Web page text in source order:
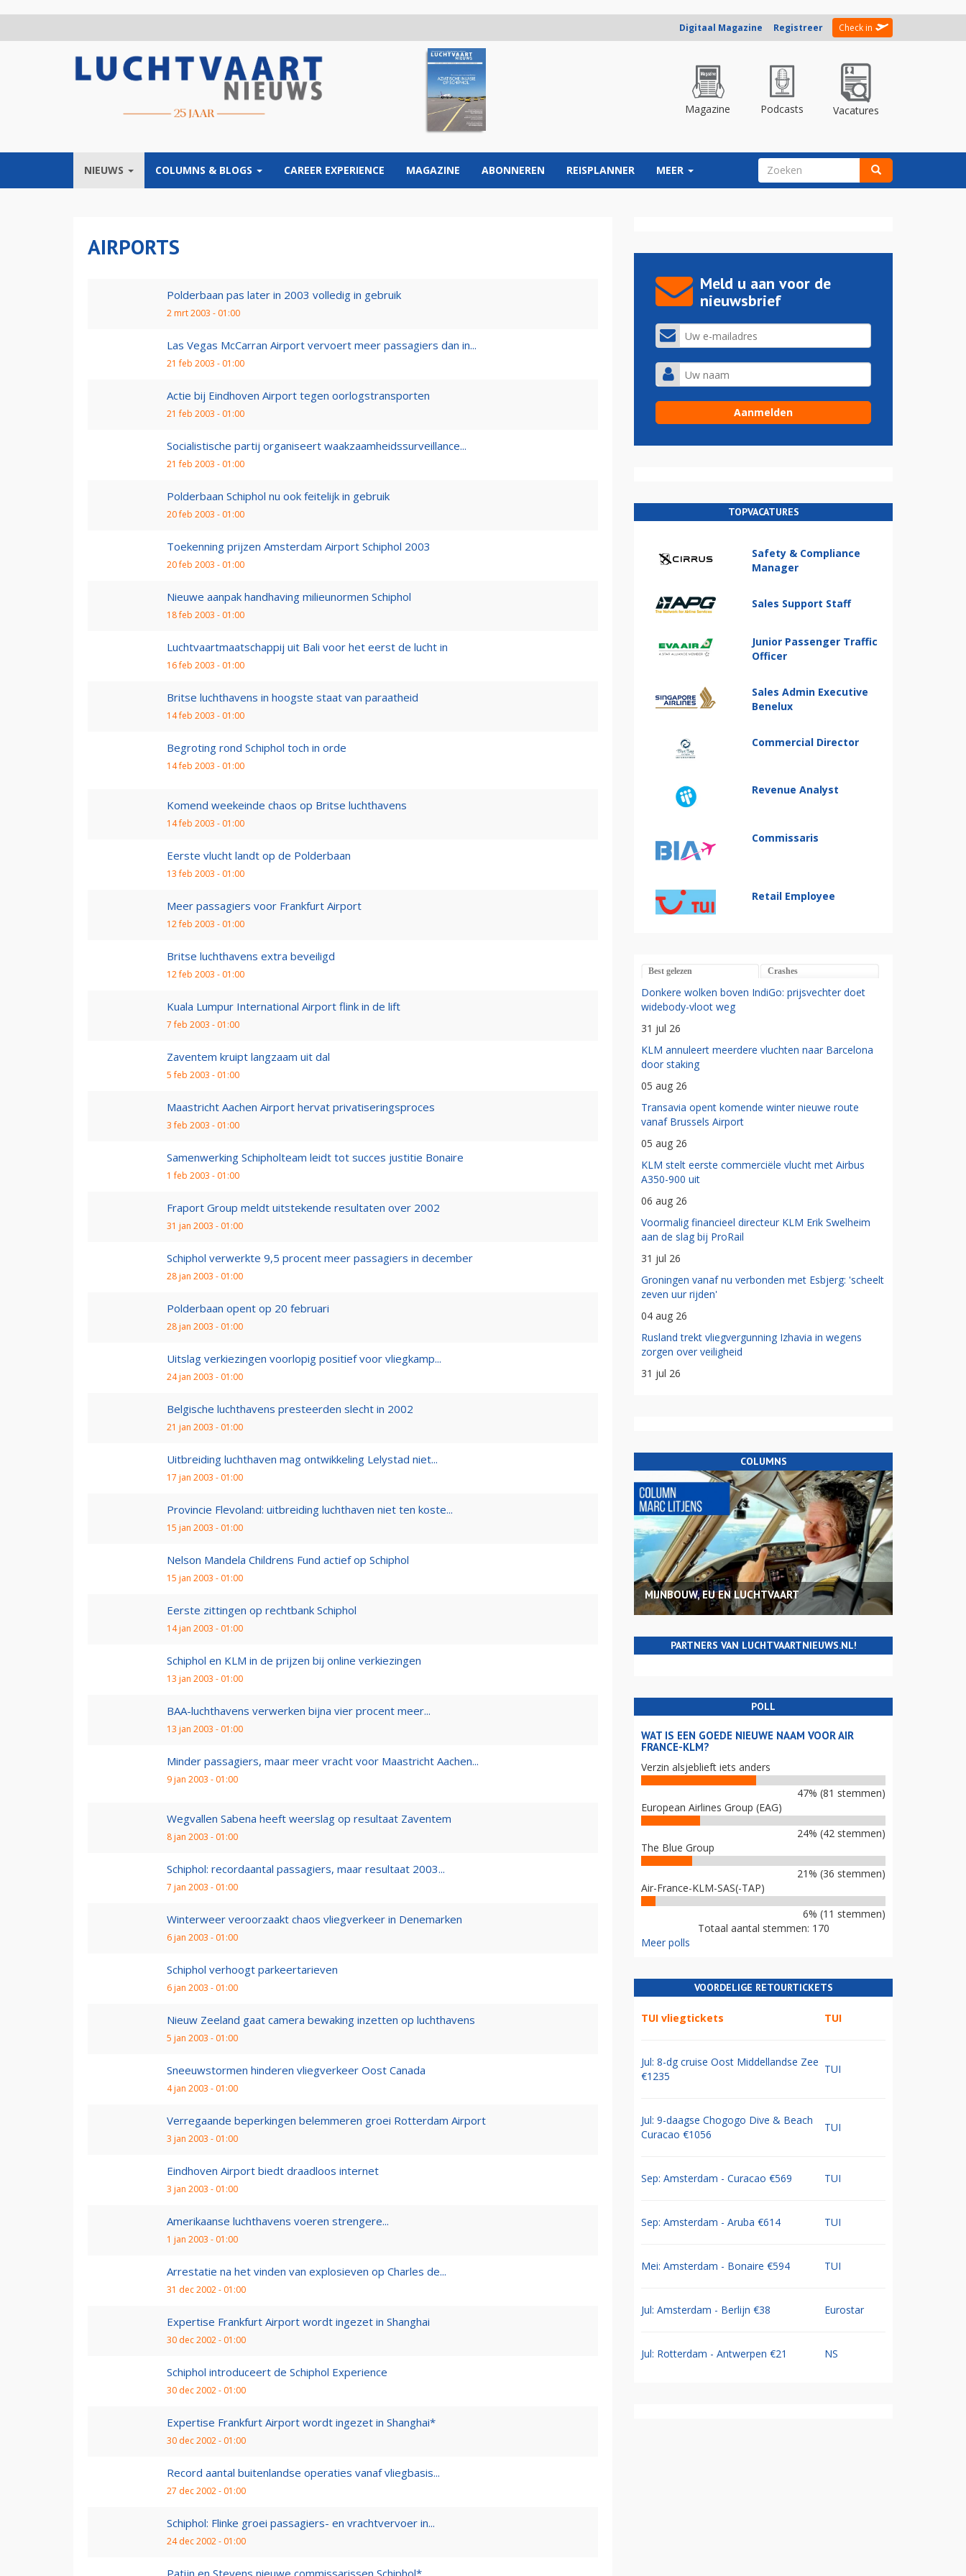
Digitaal Magazine Registreer Check in
Magazine Podcasts Vacatures
NIEUWS COLUMNS & BLOGS CAREER EXPERIENCE MAGAZINE ABONNEREN REISPLANNER MEER ZOEKVELD
AIRPORTS
Polderbaan pas later in 2003 volledig in gebruik
2 mrt 2003 - 01:00
Las Vegas McCarran Airport vervoert meer passagiers dan in...
21 feb 2003 - 01:00
Actie bij Eindhoven Airport tegen oorlogstransporten
21 feb 2003 - 01:00
Socialistische partij organiseert waakzaamheidssurveillance...
21 feb 2003 - 01:00
Polderbaan Schiphol nu ook feitelijk in gebruik
20 feb 2003 - 01:00
Toekenning prijzen Amsterdam Airport Schiphol 2003
20 feb 2003 - 01:00
Nieuwe aanpak handhaving milieunormen Schiphol
18 feb 2003 - 01:00
Luchtvaartmaatschappij uit Bali voor het eerst de lucht in
16 feb 2003 - 01:00
Britse luchthavens in hoogste staat van paraatheid
14 feb 2003 - 01:00
Begroting rond Schiphol toch in orde
14 feb 2003 - 01:00
Komend weekeinde chaos op Britse luchthavens
14 feb 2003 - 01:00
Eerste vlucht landt op de Polderbaan
13 feb 2003 - 01:00
Meer passagiers voor Frankfurt Airport
12 feb 2003 - 01:00
Britse luchthavens extra beveiligd
12 feb 2003 - 01:00
Kuala Lumpur International Airport flink in de lift
7 feb 2003 - 01:00
Zaventem kruipt langzaam uit dal
5 feb 2003 - 01:00
Maastricht Aachen Airport hervat privatiseringsproces
3 feb 2003 - 01:00
Samenwerking Schipholteam leidt tot succes justitie Bonaire
1 feb 2003 - 01:00
Fraport Group meldt uitstekende resultaten over 2002
31 jan 2003 - 01:00
Schiphol verwerkte 9,5 procent meer passagiers in december
28 jan 2003 - 01:00
Polderbaan opent op 20 februari
28 jan 2003 - 01:00
Uitslag verkiezingen voorlopig positief voor vliegkamp...
24 jan 2003 - 01:00
Belgische luchthavens presteerden slecht in 2002
21 jan 2003 - 01:00
Uitbreiding luchthaven mag ontwikkeling Lelystad niet...
17 jan 2003 - 01:00
Provincie Flevoland: uitbreiding luchthaven niet ten koste...
15 jan 2003 - 01:00
Nelson Mandela Childrens Fund actief op Schiphol
15 jan 2003 - 01:00
Eerste zittingen op rechtbank Schiphol
14 jan 2003 - 01:00
Schiphol en KLM in de prijzen bij online verkiezingen
13 jan 2003 - 01:00
BAA-luchthavens verwerken bijna vier procent meer...
13 jan 2003 - 01:00
Minder passagiers, maar meer vracht voor Maastricht Aachen...
9 jan 2003 - 01:00
Wegvallen Sabena heeft weerslag op resultaat Zaventem
8 jan 2003 - 01:00
Schiphol: recordaantal passagiers, maar resultaat 2003...
7 jan 2003 - 01:00
Winterweer veroorzaakt chaos vliegverkeer in Denemarken
6 jan 2003 - 01:00
Schiphol verhoogt parkeertarieven
6 jan 2003 - 01:00
Nieuw Zeeland gaat camera bewaking inzetten op luchthavens
5 jan 2003 - 01:00
Sneeuwstormen hinderen vliegverkeer Oost Canada
4 jan 2003 - 01:00
Verregaande beperkingen belemmeren groei Rotterdam Airport
3 jan 2003 - 01:00
Eindhoven Airport biedt draadloos internet
3 jan 2003 - 01:00
Amerikaanse luchthavens voeren strengere...
1 jan 2003 - 01:00
Arrestatie na het vinden van explosieven op Charles de...
31 dec 2002 - 01:00
Expertise Frankfurt Airport wordt ingezet in Shanghai
30 dec 2002 - 01:00
Schiphol introduceert de Schiphol Experience
30 dec 2002 - 01:00
Expertise Frankfurt Airport wordt ingezet in Shanghai*
30 dec 2002 - 01:00
Record aantal buitenlandse operaties vanaf vliegbasis...
27 dec 2002 - 01:00
Schiphol: Flinke groei passagiers- en vrachtvervoer in...
24 dec 2002 - 01:00
Patijn en Stevens nieuwe commissarissen Schiphol*
Meld u aan voor de
nieuwsbrief
TOPVACATURES
Safety & Compliance
Manager
Sales Support Staff
Junior Passenger Traffic
Officer
Sales Admin Executive
Benelux
Commercial Director
Revenue Analyst
Commissaris
Retail Employee
Best gelezen Crashes
Donkere wolken boven IndiGo: prijsvechter doet
widebody-vloot weg
31 jul 26
KLM annuleert meerdere vluchten naar Barcelona
door staking
05 aug 26
Transavia opent komende winter nieuwe route
vanaf Brussels Airport
05 aug 26
KLM stelt eerste commerciële vlucht met Airbus
A350-900 uit
06 aug 26
Voormalig financieel directeur KLM Erik Swelheim
aan de slag bij ProRail
31 jul 26
Groningen vanaf nu verbonden met Esbjerg: 'scheelt
zeven uur rijden'
04 aug 26
Rusland trekt vliegvergunning Izhavia in wegens
zorgen over veiligheid
31 jul 26
COLUMNS
MIJNBOUW, EU EN LUCHTVAART
PARTNERS VAN LUCHTVAARTNIEUWS.NL!
POLL
WAT IS EEN GOEDE NIEUWE NAAM VOOR AIR
FRANCE-KLM?
Verzin alsjeblieft iets anders
47% (81 stemmen)
European Airlines Group (EAG)
24% (42 stemmen)
The Blue Group
21% (36 stemmen)
Air-France-KLM-SAS(-TAP)
6% (11 stemmen)
Totaal aantal stemmen: 170
Meer polls
VOORDELIGE RETOURTICKETS
TUI vliegtickets TUI
Jul: 8-dg cruise Oost Middellandse Zee
€1235
TUI
Jul: 9-daagse Chogogo Dive & Beach
Curacao €1056
TUI
Sep: Amsterdam - Curacao €569 TUI
Sep: Amsterdam - Aruba €614 TUI
Mei: Amsterdam - Bonaire €594 TUI
Jul: Amsterdam - Berlijn €38 Eurostar
Jul: Rotterdam - Antwerpen €21 NS